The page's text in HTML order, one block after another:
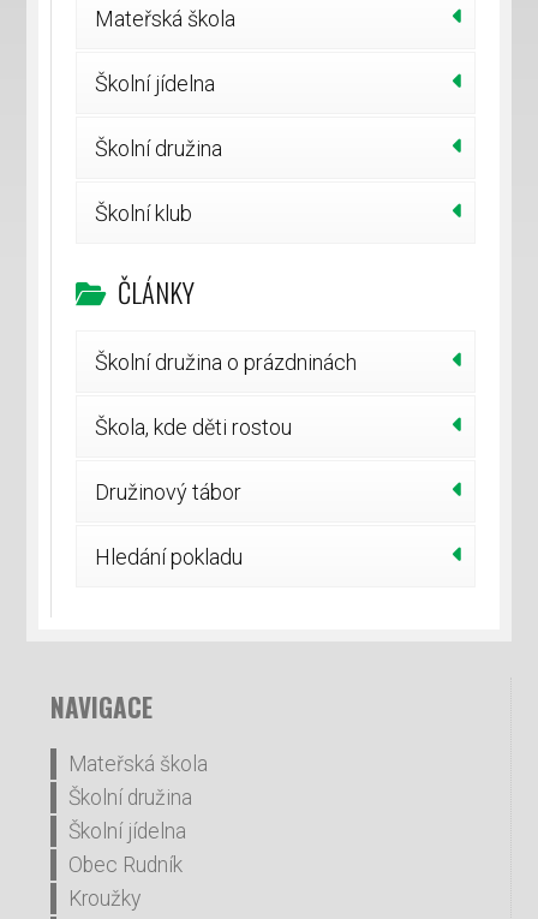
Mateřská škola
Školní jídelna
Školní družina
Školní klub
ČLÁNKY
Školní družina o prázdninách
Škola, kde děti rostou
Družinový tábor
Hledání pokladu
NAVIGACE
Mateřská škola
Školní družina
Školní jídelna
Obec Rudník
Kroužky